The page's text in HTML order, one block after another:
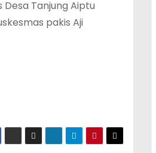
Desa Tanjung Aiptu
pakis Aji